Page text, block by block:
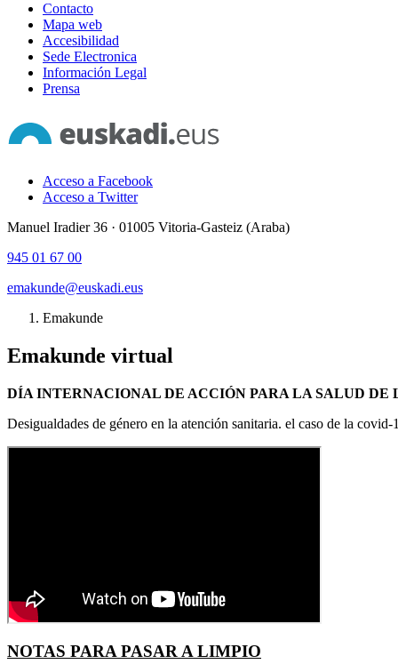
Contacto
Mapa web
Accesibilidad
Sede Electronica
Información Legal
Prensa
Acceso a Facebook
Acceso a Twitter
Manuel Iradier 36 · 01005 Vitoria-Gasteiz (Araba)
945 01 67 00
emakunde@euskadi.eus
Emakunde
Emakunde virtual
DÍA INTERNACIONAL DE ACCIÓN PARA LA SALUD DE
Desigualdades de género en la atención sanitaria. el caso de la
NOTAS PARA PASAR A LIMPIO